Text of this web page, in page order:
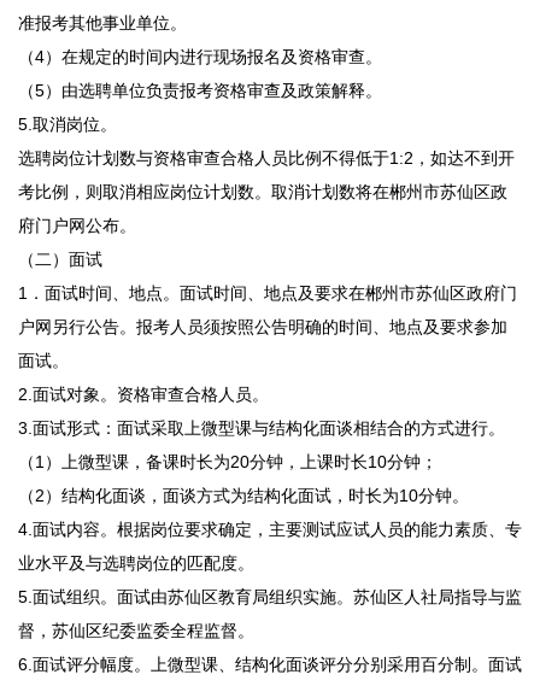
准报考其他事业单位。
（4）在规定的时间内进行现场报名及资格审查。
（5）由选聘单位负责报考资格审查及政策解释。
5.取消岗位。
选聘岗位计划数与资格审查合格人员比例不得低于1:2，如达不到开
考比例，则取消相应岗位计划数。取消计划数将在郴州市苏仙区政
府门户网公布。
（二）面试
1．面试时间、地点。面试时间、地点及要求在郴州市苏仙区政府门
户网另行公告。报考人员须按照公告明确的时间、地点及要求参加
面试。
2.面试对象。资格审查合格人员。
3.面试形式：面试采取上微型课与结构化面谈相结合的方式进行。
（1）上微型课，备课时长为20分钟，上课时长10分钟；
（2）结构化面谈，面谈方式为结构化面试，时长为10分钟。
4.面试内容。根据岗位要求确定，主要测试应试人员的能力素质、专
业水平及与选聘岗位的匹配度。
5.面试组织。面试由苏仙区教育局组织实施。苏仙区人社局指导与监
督，苏仙区纪委监委全程监督。
6.面试评分幅度。上微型课、结构化面谈评分分别采用百分制。面试